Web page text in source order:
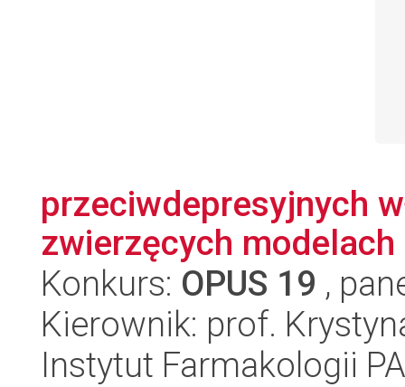
przeciwdepresyjnych
zwierzęcych
Konkurs: OPUS 19 ,
Kierownik: prof.
Instytut Farmakologii